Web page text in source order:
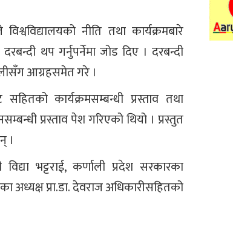
नीति तथा कार्यक्रमबारे
थप गर्नुपर्नेमा जोड दिए । दरबन्दी
आग्रहसमेत गरे ।
कार्यक्रमसम्बन्धी प्रस्ताव तथा
प्रस्ताव पेश गरिएको थियो । प्रस्तुत
।
भट्टराई, कर्णाली प्रदेश सरकारका
अध्यक्ष प्रा.डा. देवराज अधिकारीसहितको